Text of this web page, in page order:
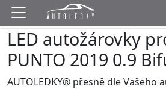
LED autožárovky
PUNTO 2019 0.9
AUTOLEDKY® přesně dle Vašeho